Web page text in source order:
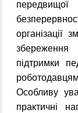
організації
збереження
підтримки
Особливу
практичні